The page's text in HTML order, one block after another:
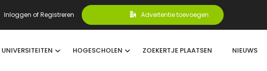
Inloggen of Registreren Advertentie toevoegen
UNIVERSITEITEN HOGESCHOLEN ZOEKERTJE PLAATSEN NIEUWS